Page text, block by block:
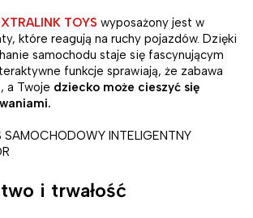
TOYS wyposażony jest w
które reagują na ruchy pojazdów. Dzięki
samochodu staje się fascynującym
funkcje sprawiają, że zabawa
a Twoje dziecko może cieszyć się
i trwałość